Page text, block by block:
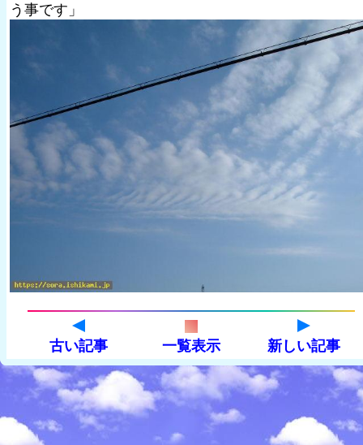
う事です」
古い記事 一覧表示 新しい記事